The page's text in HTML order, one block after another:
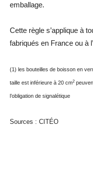
emballage.
Cette règle s’applique à
fabriqués en France ou à
(1) les bouteilles de boisson en
taille est inférieure à 20 cm2
l’obligation de signalétique
Sources : CITÉO